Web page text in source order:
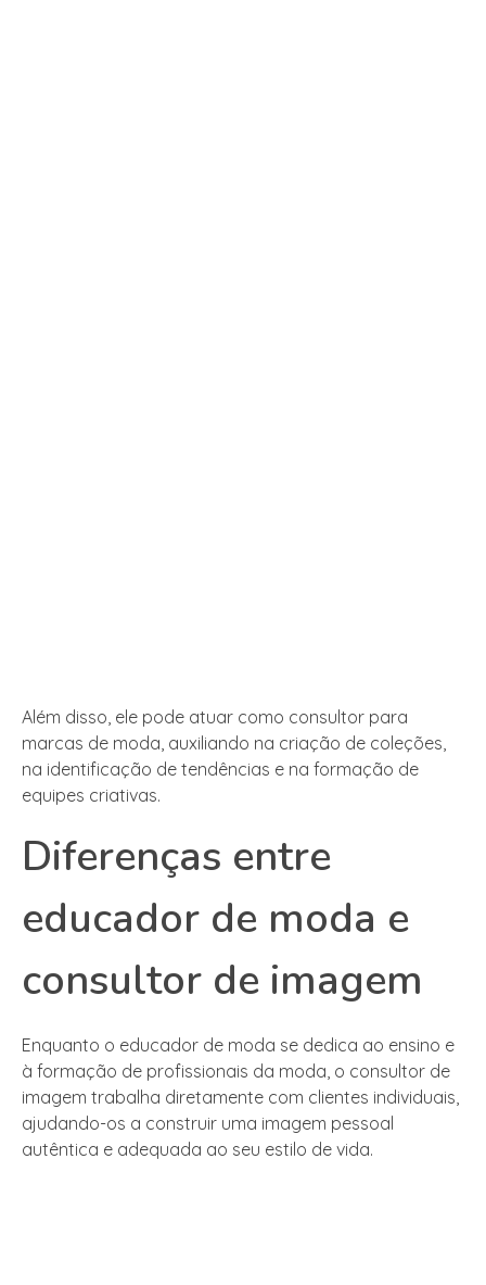
Além disso, ele pode atuar como consultor para
marcas de moda, auxiliando na criação de coleções,
na identificação de tendências e na formação de
equipes criativas.
Diferenças entre
educador de moda e
consultor de imagem
Enquanto o educador de moda se dedica ao ensino e
à formação de profissionais da moda, o consultor de
imagem trabalha diretamente com clientes individuais,
ajudando-os a construir uma imagem pessoal
autêntica e adequada ao seu estilo de vida.